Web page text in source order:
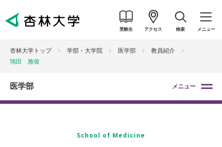
受験生 アクセス 検索 メニュー
杏林大学トップ 学部・大学院 医学部
教員紹介
鴇田 雅俊
医学部 メニュー
School of Medicine